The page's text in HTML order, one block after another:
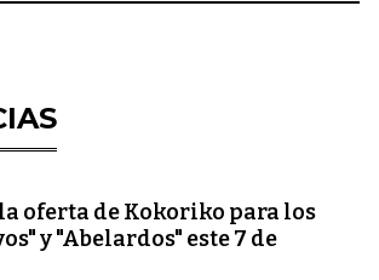
la oferta de Kokoriko para los
y "Abelardos" este 7 de